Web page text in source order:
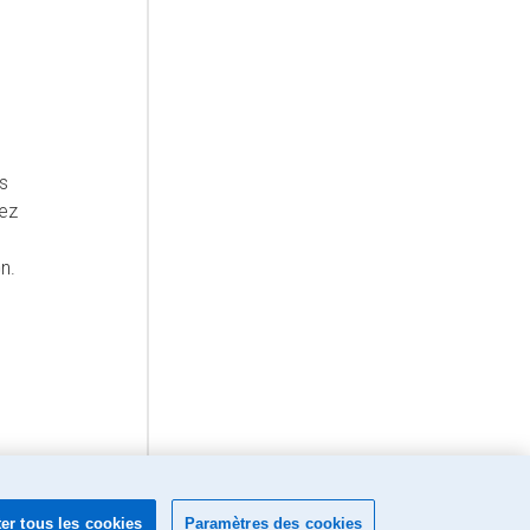
Paramètres des cookies
tous les cookies